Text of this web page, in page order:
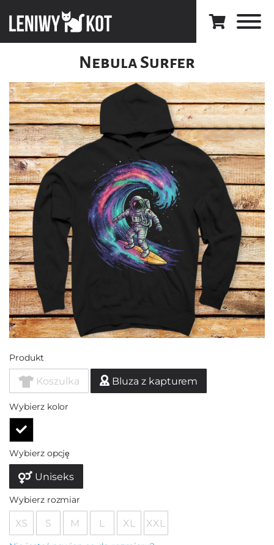
Nebula Surfer
Produkt
Koszulka Bluza z kapturem
Wybierz kolor
Wybierz opcję
Uniseks
Wybierz rozmiar
XS S M L XL XXL